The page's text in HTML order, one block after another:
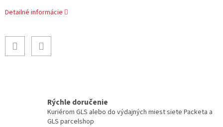
Detailné informácie
Rýchle doručenie
Kuriérom GLS alebo do výdajných miest siete Packeta a
GLS parcelshop